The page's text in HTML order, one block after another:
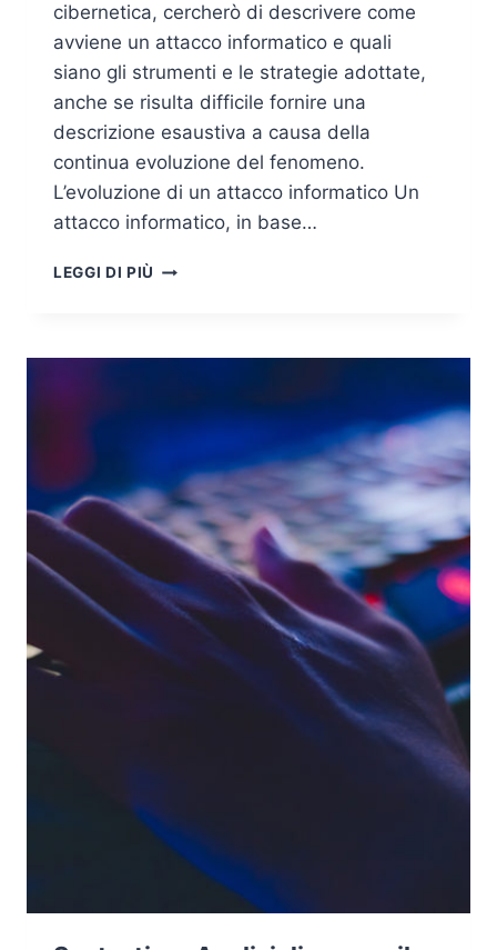
cibernetica, cercherò di descrivere come
avviene un attacco informatico e quali
siano gli strumenti e le strategie adottate,
anche se risulta difficile fornire una
descrizione esaustiva a causa della
continua evoluzione del fenomeno.
L’evoluzione di un attacco informatico Un
attacco informatico, in base…
LEGGI DI PIÙ LE
CIBERNETICA: